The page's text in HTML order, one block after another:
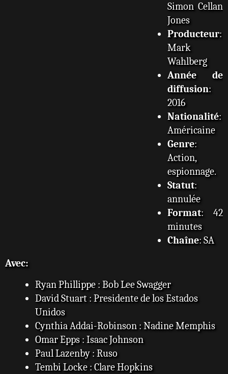
Simon Cellan
Jones
Producteur:
Mark
Wahlberg
Année de
diffusion:
2016
Nationalité:
Américaine
Genre:
Action,
espionnage.
Statut:
annulée
Format: 42
minutes
Chaîne: SA
Avec:
Ryan Phillippe : Bob Lee Swagger
David Stuart : Presidente de los Estados
Unidos
Cynthia Addai-Robinson : Nadine Memphis
Omar Epps : Isaac Johnson
Paul Lazenby : Ruso
Tembi Locke : Clare Hopkins